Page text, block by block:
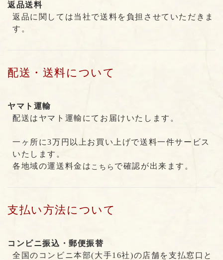
返品送料
返品に関しては当社で送料を負担させていただきま
す。
配送・送料について
ヤマト運輸
配送はヤマト運輸にてお届けいたします。
一ヶ所に3万円以上お買い上げで送料一件サービス
いたします。
各地域の運送料金は こちら で確認が出来ます。
支払い方法について
コンビニ振込・郵便振替
全国のコンビニ本部(大手16社)の店舗を支払窓口と